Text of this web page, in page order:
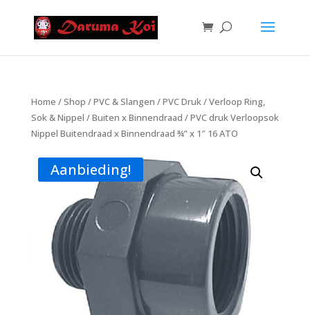
Home /Shop /PVC & Slangen /PVC Druk/Verloop Ring,
Sok & Nippel /Buiten x Binnendraad / PVC druk Verloopsok
Nippel Buitendraad x Binnendraad ¾” x 1″ 16 ATO
Aanbieding!